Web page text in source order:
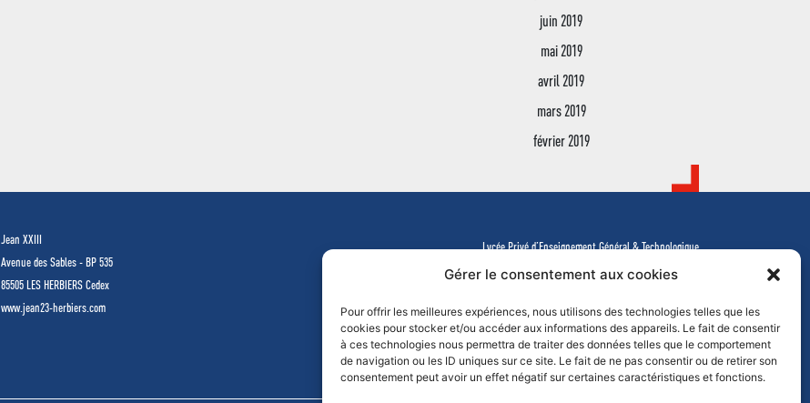
Gérer le consentement aux cookies
Pour offrir les meilleures expériences, nous utilisons des technologies telles que les
cookies pour stocker et/ou accéder aux informations des appareils. Le fait de consentir
à ces technologies nous permettra de traiter des données telles que le comportement
de navigation ou les ID uniques sur ce site. Le fait de ne pas consentir ou de retirer son
consentement peut avoir un effet négatif sur certaines caractéristiques et fonctions.
juin 2019
mai 2019
avril 2019
mars 2019
février 2019
Jean XXIII
Avenue des Sables - BP 535
85505 LES HERBIERS Cedex
www.jean23-herbiers.com
Lycée Privé d’Enseignement Général & Technologique
Campus des formations supérieures et continues